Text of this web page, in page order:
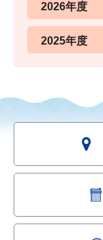
2026年度
2025年度